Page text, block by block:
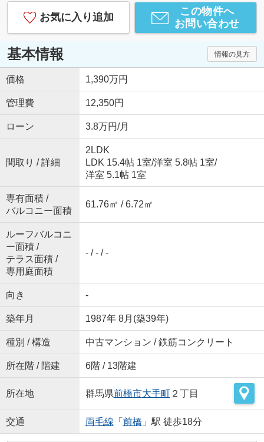
お気に入り追加
この物件へ
お問い合わせ
基本情報 情報の見方
価格 1,390万円
管理費 12,350円
ローン 3.8万円/月
間取り / 詳細
2LDK
LDK 15.4帖 1室/洋室 5.8帖 1室/
洋室 5.1帖 1室
専有面積 /
バルコニー面積
61.76㎡ / 6.72㎡
ルーフバルコニ
ー面積 /
テラス面積 /
専用庭面積
- / - / -
向き -
築年月 1987年 8月(築39年)
種別 / 構造 中古マンション / 鉄筋コンクリート
所在階 / 階建 6階 / 13階建
所在地 群馬県前橋市大手町２丁目
交通 両毛線 「 前橋 」駅 徒歩18分